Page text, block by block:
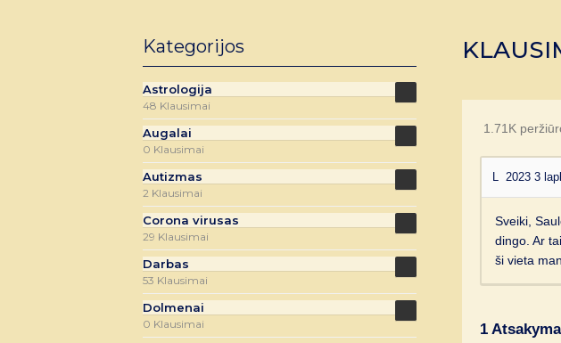
1.71K
L2023 3
Sveiki,
dingo. Ar
ši vieta
1
Kategorijos
Astrologija
48 Klausimai
Augalai
0 Klausimai
Autizmas
2 Klausimai
Corona virusas
29 Klausimai
Darbas
53 Klausimai
Dolmenai
0 Klausimai